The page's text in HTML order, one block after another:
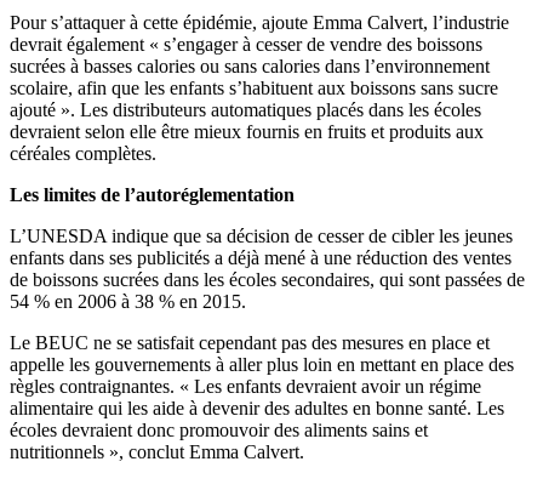
Pour s’attaquer à cette épidémie, ajoute Emma Calvert, l’industrie
devrait également « s’engager à cesser de vendre des boissons
sucrées à basses calories ou sans calories dans l’environnement
scolaire, afin que les enfants s’habituent aux boissons sans sucre
ajouté ». Les distributeurs automatiques placés dans les écoles
devraient selon elle être mieux fournis en fruits et produits aux
céréales complètes.
Les limites de l’autoréglementation
L’UNESDA indique que sa décision de cesser de cibler les jeunes
enfants dans ses publicités a déjà mené à une réduction des ventes
de boissons sucrées dans les écoles secondaires, qui sont passées de
54 % en 2006 à 38 % en 2015.
Le BEUC ne se satisfait cependant pas des mesures en place et
appelle les gouvernements à aller plus loin en mettant en place des
règles contraignantes. « Les enfants devraient avoir un régime
alimentaire qui les aide à devenir des adultes en bonne santé. Les
écoles devraient donc promouvoir des aliments sains et
nutritionnels », conclut Emma Calvert.